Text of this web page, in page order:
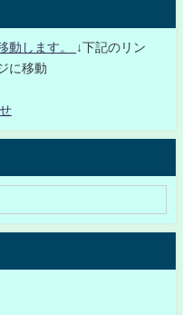
動します。
↓下記のリン
に移動